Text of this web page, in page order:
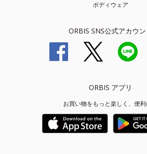
ボディウェア
ORBIS SNS公式アカウン
ORBIS アプリ
お買い物をもっと楽しく、便利